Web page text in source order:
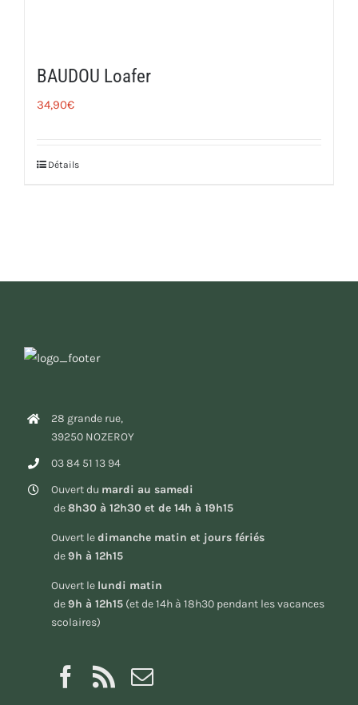
BAUDOU Loafer
34,90€
Détails
28 grande rue,
39250 NOZEROY
03 84 51 13 94
Ouvert du mardi au samedi
de8h30 à 12h30 et de 14h à 19h15
Ouvert ledimanche matin et jours fériés
de9h à 12h15
Ouvert le lundi matin
de9h à 12h15(et de 14h à 18h30 pendant les vacances
scolaires)